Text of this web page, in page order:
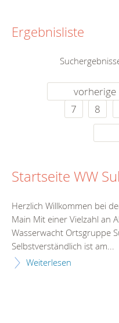
Ergebnisliste
vorherige
7
8
Startseite WW
Herzlich Willkommen bei
Main Mit einer Vielzahl an
Wasserwacht Ortsgruppe
Selbstverständlich ist am...
Weiterlesen